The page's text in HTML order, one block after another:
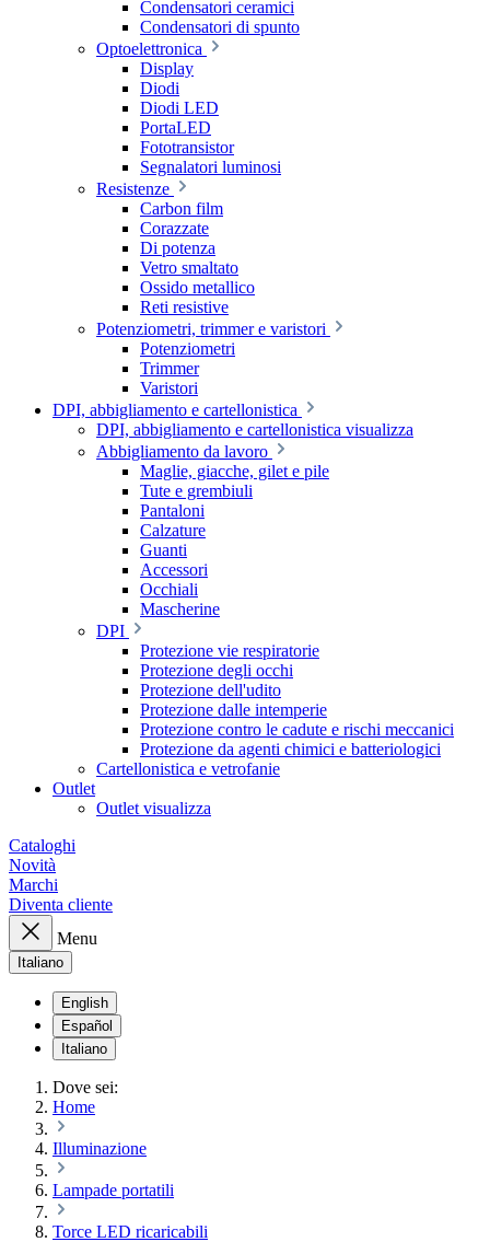
Condensatori ceramici
Condensatori di spunto
Optoelettronica
Display
Diodi
Diodi LED
PortaLED
Fototransistor
Segnalatori luminosi
Resistenze
Carbon film
Corazzate
Di potenza
Vetro smaltato
Ossido metallico
Reti resistive
Potenziometri, trimmer e varistori
Potenziometri
Trimmer
Varistori
DPI, abbigliamento e cartellonistica
DPI, abbigliamento e cartellonistica visualizza
Abbigliamento da lavoro
Maglie, giacche, gilet e pile
Tute e grembiuli
Pantaloni
Calzature
Guanti
Accessori
Occhiali
Mascherine
DPI
Protezione vie respiratorie
Protezione degli occhi
Protezione dell'udito
Protezione dalle intemperie
Protezione contro le cadute e rischi meccanici
Protezione da agenti chimici e batteriologici
Cartellonistica e vetrofanie
Outlet
Outlet visualizza
Cataloghi
Novità
Marchi
Diventa cliente
Menu
Italiano
English
Español
Italiano
Dove sei:
Home
Illuminazione
Lampade portatili
Torce LED ricaricabili